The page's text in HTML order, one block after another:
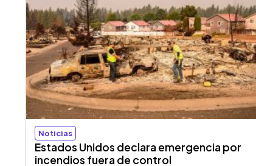
Noticias
Estados Unidos declara emergencia por
incendios fuera de control